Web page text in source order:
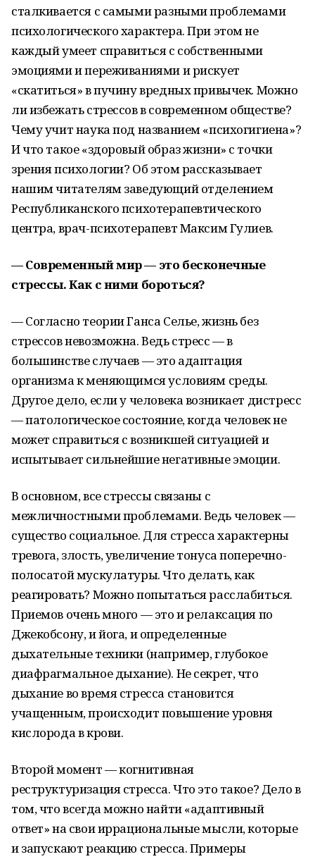
сталкивается с самыми разными проблемами
психологического характера. При этом не
каждый умеет справиться с собственными
эмоциями и переживаниями и рискует
«скатиться» в пучину вредных привычек. Можно
ли избежать стрессов в современном обществе?
Чему учит наука под названием «психогигиена»?
И что такое «здоровый образ жизни» с точки
зрения психологии? Об этом рассказывает
нашим читателям заведующий отделением
Республиканского психотерапевтического
центра, врач-психотерапевт Максим Гулиев.
— Современный мир — это бесконечные
стрессы. Как с ними бороться?
— Согласно теории Ганса Селье, жизнь без
стрессов невозможна. Ведь стресс — в
большинстве случаев — это адаптация
организма к меняющимся условиям среды.
Другое дело, если у человека возникает дистресс
— патологическое состояние, когда человек не
может справиться с возникшей ситуацией и
испытывает сильнейшие негативные эмоции.
В основном, все стрессы связаны с
межличностными проблемами. Ведь человек —
существо социальное. Для стресса характерны
тревога, злость, увеличение тонуса поперечно-
полосатой мускулатуры. Что делать, как
реагировать? Можно попытаться расслабиться.
Приемов очень много — это и релаксация по
Джекобсону, и йога, и определенные
дыхательные техники (например, глубокое
диафрагмальное дыхание). Не секрет, что
дыхание во время стресса становится
учащенным, происходит повышение уровня
кислорода в крови.
Второй момент — когнитивная
реструктуризация стресса. Что это такое? Дело в
том, что всегда можно найти «адаптивный
ответ» на свои иррациональные мысли, которые
и запускают реакцию стресса. Примеры